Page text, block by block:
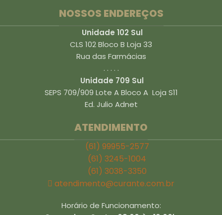
NOSSOS ENDEREÇOS
Unidade 102 Sul
CLS 102 Bloco B Loja 33
Rua das Farmácias
. . . . .
Unidade 709 Sul
SEPS 709/909 Lote A Bloco A Loja S11
Ed. Julio Adnet
ATENDIMENTO
(61) 99955-2577
(61) 3245-1004
(61) 3038-3350
atendimento@curante.com.br
Horário de Funcionamento: